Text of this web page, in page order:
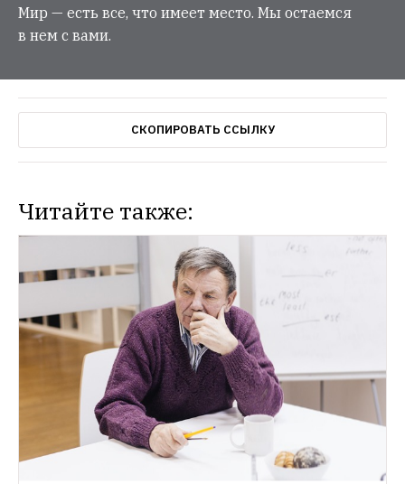
Мир — есть все, что имеет место. Мы остаемся
в нем с вами.
СКОПИРОВАТЬ ССЫЛКУ
Читайте также:
СИТУАЦИЯ
Владимир Путин — об убийстве
российского посла в ТурцииОн назвал
произошедшее провокацией,
направленной на срыв мирного процесса
в Сирии